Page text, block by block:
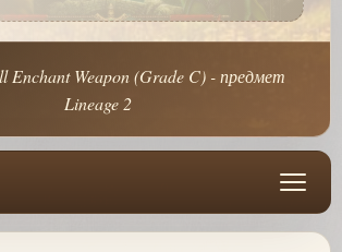
Enchant Weapon (Grade C) - предмет
Lineage 2